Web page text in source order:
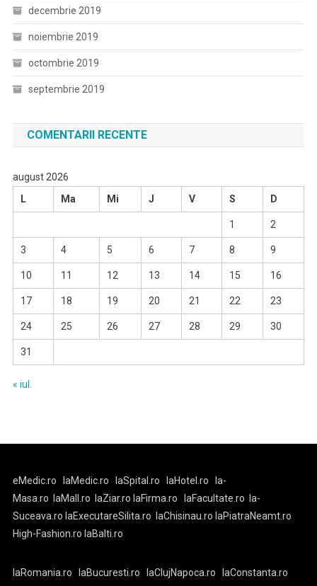
decembrie 2019
noiembrie 2019
octombrie 2019
septembrie 2019
COMENTARII RECENTE
august 2026
L
Ma Mi J V S D
1 2
3 4 5 6 7 8 9
10 11 12 13 14 15 16
17 18 19 20 21 22 23
24 25 26 27 28 29 30
31
« iul.
eMedic.ro laMedic.ro laSpital.ro laHotel.ro
la-
Masa.ro
laMall.ro laZiar.ro laFirma.ro laFacultate.ro
la-
Suceava.ro laExecutareSilita.ro laChisinau.ro laPiatraNeamt.ro
High-Fashion.ro laBalti.ro
laRomania.ro laBucuresti.ro laClujNapoca.ro
laConstanta.ro